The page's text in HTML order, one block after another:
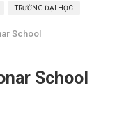
TRƯỜNG ĐẠI HỌC
School
School